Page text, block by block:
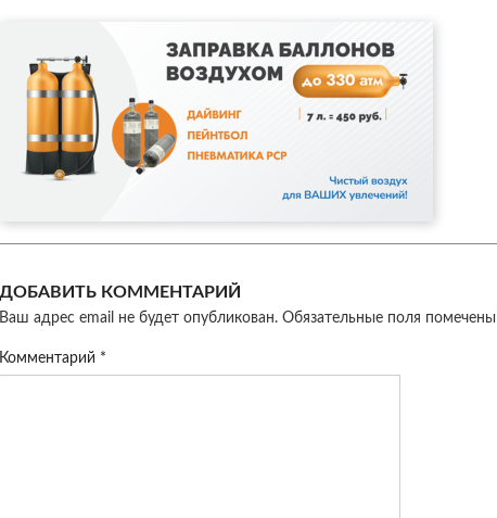
ДОБАВИТЬ КОММЕНТАРИЙ
Ваш адрес email не будет опубликован. Обязательные поля помечены
Комментарий *